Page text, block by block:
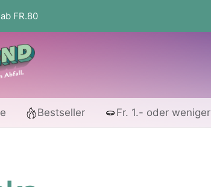
FR.80
Bestseller Fr. 1.- oder weniger